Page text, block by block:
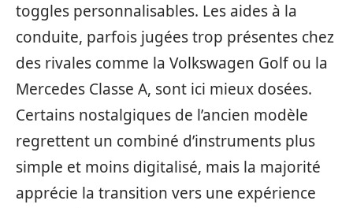
toggles personnalisables. Les aides à la
conduite, parfois jugées trop présentes chez
des rivales comme la Volkswagen Golf ou la
Mercedes Classe A, sont ici mieux dosées.
Certains nostalgiques de l’ancien modèle
regrettent un combiné d’instruments plus
simple et moins digitalisé, mais la majorité
apprécie la transition vers une expérience